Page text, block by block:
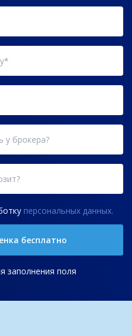
персональных данных.
бесплатно
заполнения поля